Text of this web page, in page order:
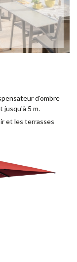
d'ombre
jusqu'à 5 m.
et les terrasses